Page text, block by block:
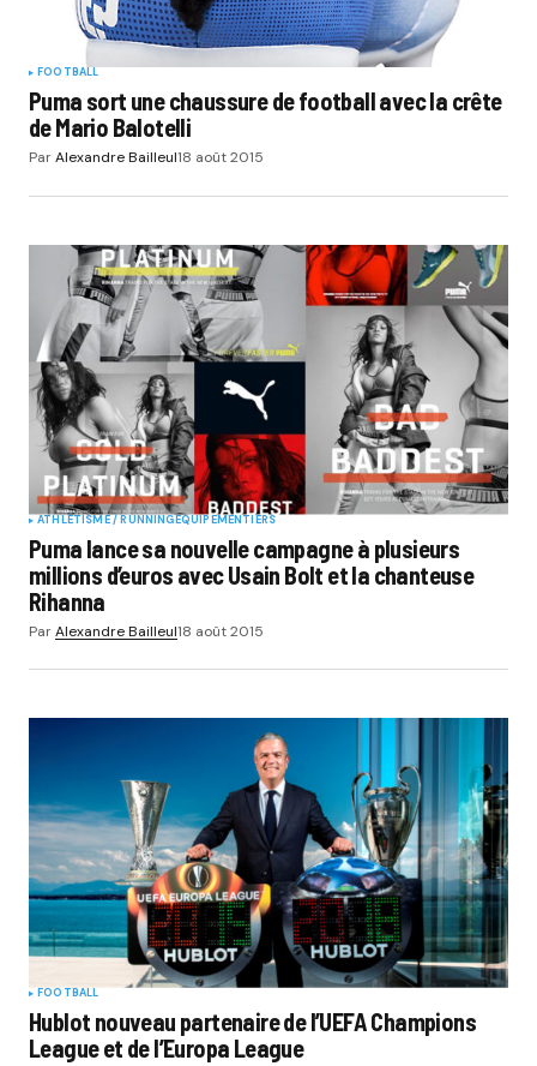
FOOTBALL
Puma sort une chaussure de football avec la crête
de Mario Balotelli
ParAlexandre Bailleul18 août 2015
ATHLÉTISME / RUNNINGEQUIPEMENTIERS
Puma lance sa nouvelle campagne à plusieurs
millions d’euros avec Usain Bolt et la chanteuse
Rihanna
ParAlexandre Bailleul18 août 2015
FOOTBALL
Hublot nouveau partenaire de l’UEFA Champions
League et de l’Europa League